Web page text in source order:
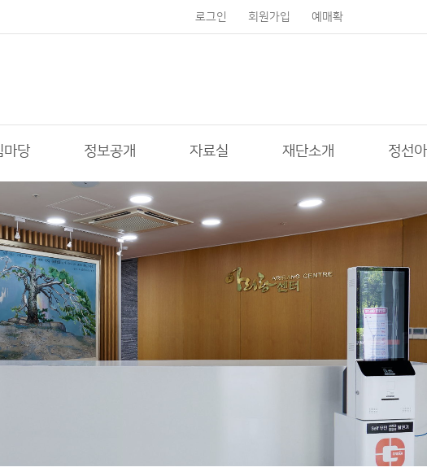
로그인 회원가입 예매확
마당 정보공개 자료실 재단소개 정선